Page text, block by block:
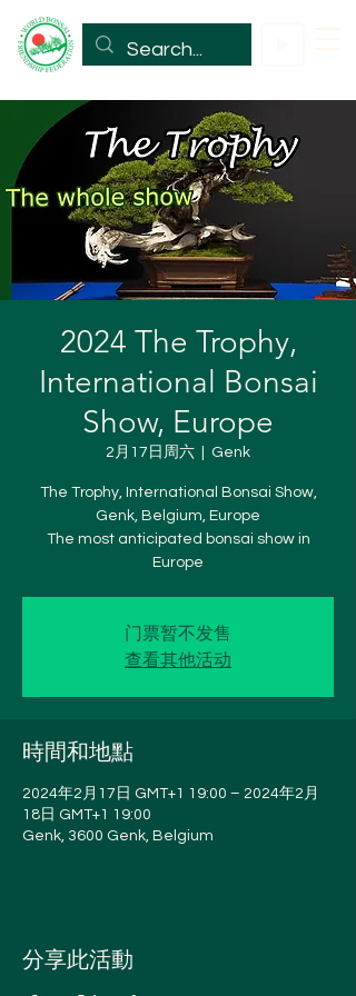
2024 The Trophy,
International Bonsai
Show, Europe
2月17日周六 Genk
The Trophy, International Bonsai Show,
Genk, Belgium, Europe
The most anticipated bonsai show in
Europe
门票暂不发售
查看其他活动
時間和地點
2024年2月17日 GMT+1 19:00 – 2024年2月
18日 GMT+1 19:00
Genk, 3600 Genk, Belgium
分享此活動